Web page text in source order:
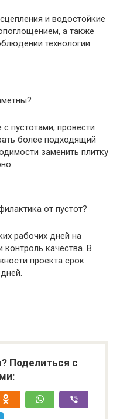
и водостойкие
а также
технологии
с пустотами, провести
более подходящий
заменить плитку
от пустот?
рабочих дней на
контроль качества. В
проекта срок
Поделиться с